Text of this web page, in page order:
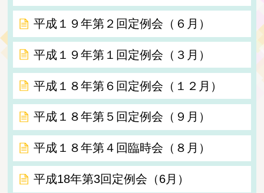
平成１９年第２回定例会（６月）
平成１９年第１回定例会（３月）
平成１８年第６回定例会（１２月）
平成１８年第５回定例会（９月）
平成１８年第４回臨時会（８月）
平成18年第3回定例会（6月）